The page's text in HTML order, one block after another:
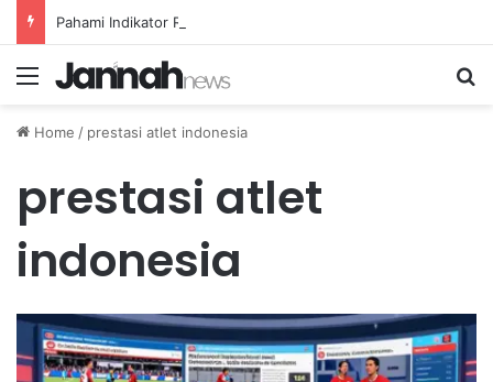
Menu
Home / prestasi atlet indonesia
prestasi atlet
indonesia